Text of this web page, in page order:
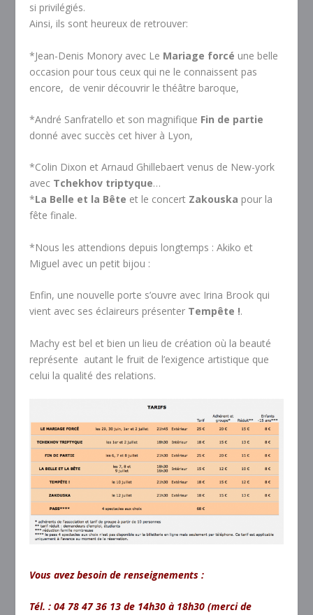
si privilégiés.
Ainsi, ils sont heureux de retrouver:
*Jean-Denis Monory avec Le Mariage forcé une belle
occasion pour tous ceux qui ne le connaissent pas
encore, de venir découvrir le théâtre baroque,
*André Sanfratello et son magnifique Fin de partie
donné avec succès cet hiver à Lyon,
*Colin Dixon et Arnaud Ghillebaert venus de New-york
avec Tchekhov triptyque…
*La Belle et la Bête et le concert Zakouska pour la
fête finale.
*Nous les attendions depuis longtemps : Akiko et
Miguel avec un petit bijou :
Enfin, une nouvelle porte s’ouvre avec Irina Brook qui
vient avec ses éclaireurs présenter Tempête !.
Machy est bel et bien un lieu de création où la beauté
représente autant le fruit de l’exigence artistique que
celui la qualité des relations.
Vous avez besoin de renseignements :
Tél. : 04 78 47 36 13 de 14h30 à 18h30 (merci de